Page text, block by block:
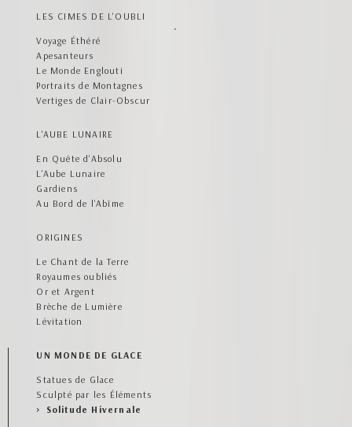
LES CIMES DE L'OUBLI
Voyage Éthéré
Apesanteurs
Le Monde Englouti
Portraits de Montagnes
Vertiges de Clair-Obscur
L'AUBE LUNAIRE
En Quête d'Absolu
L'Aube Lunaire
Gardiens
Au Bord de l'Abîme
ORIGINES
Le Chant de la Terre
Royaumes oubliés
Or et Argent
Brèche de Lumière
Lévitation
UN MONDE DE GLACE
Statues de Glace
Sculpté par les Éléments
Solitude Hivernale